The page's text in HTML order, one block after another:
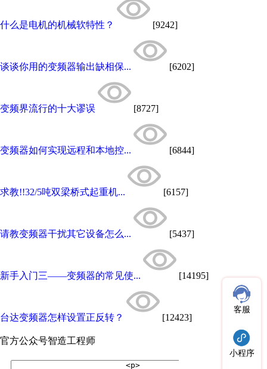
什么是电机的机械软特性？ [9242]
谈谈你用的变频器输出缺相保... [6202]
变频界流行的十大谬误 [8727]
变频器如何实现远程和本地控... [6844]
求教!!32/5吨双梁桥式起重机... [6157]
请教变频器干扰其它设备怎么... [5437]
新手入门三——变频器的常见使... [14195]
台达变频器怎样设置正反转？ [12423]
官方公众号智造工程师
客服
小程序